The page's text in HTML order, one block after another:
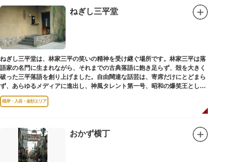
ねぎし三平堂
ねぎし三平堂は、林家三平の笑いの精神を受け継ぐ場所です。林家三平は落
語家の名門に生まれながら、それまでの古典落語に飽き足らず、殻を大きく
破った三平落語を創り上げました。自由闊達な話芸は、寄席だけにとどまら
ず、あらゆるメディアに進出し、神風タレント第一号、昭和の爆笑王とし
て、いつまでも日本人の心に残っています。
根岸・入谷・金杉エリア
おかず横丁